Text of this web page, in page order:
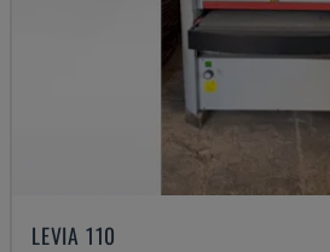
LEVIA 110